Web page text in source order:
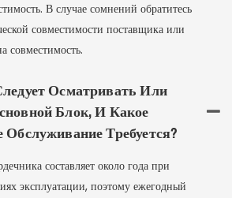
В случае сомнений обратитесь
совместимости поставщика или
совместимость.
Осматривать Или
Блок, И Какое
Обслуживание Требуется?
составляет около года при
эксплуатации, поэтому ежегодный